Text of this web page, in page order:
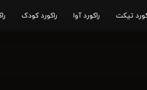
تیکت راکورد آوا راکورد کودک